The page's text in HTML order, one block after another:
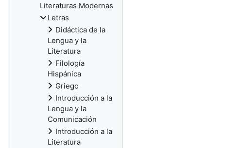
Literaturas Modernas
Letras
Didáctica de la
Lengua y la
Literatura
Filología
Hispánica
Griego
Introducción a la
Lengua y la
Comunicación
Introducción a la
Literatura